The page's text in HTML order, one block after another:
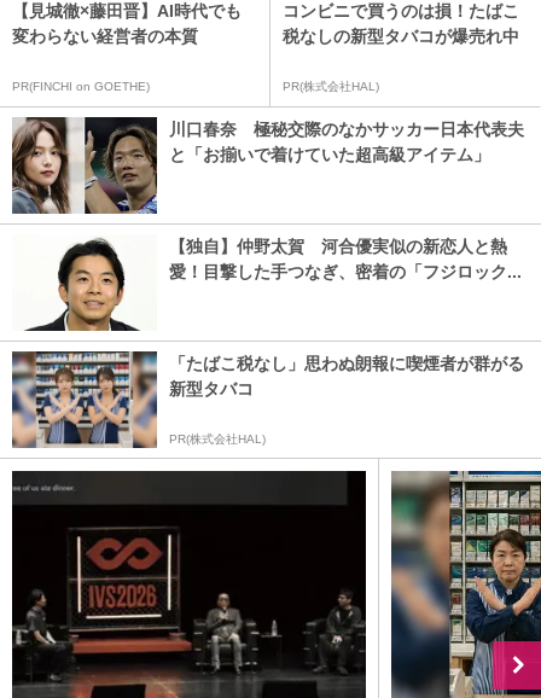
【見城徹×藤田晋】AI時代でも
変わらない経営者の本質
PR(FINCHI on GOETHE)
コンビニで買うのは損！たばこ
税なしの新型タバコが爆売れ中
PR(株式会社HAL)
川口春奈 極秘交際のなかサッカー日本代表夫
と「お揃いで着けていた超高級アイテム」
【独自】仲野太賀 河合優実似の新恋人と熱
愛！目撃した手つなぎ、密着の「フジロック...
「たばこ税なし」思わぬ朗報に喫煙者が群がる
新型タバコ
PR(株式会社HAL)